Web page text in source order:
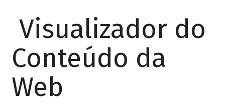
Visualizador do
Conteúdo da
Web